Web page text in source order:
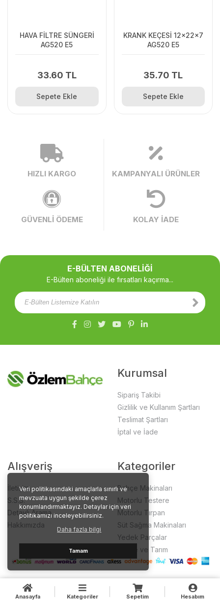
Veri politikasındaki amaçlarla sınırlı ve
mevzuata uygun şekilde çerez
konumlandırmaktayız. Detaylar için veri
politikamızı inceleyebilirsiniz.
Daha fazla bilgi
Tamam
HAVA FİLTRE SÜNGERİ
AG520 E5
33.60 TL
Sepete Ekle
KRANK KEÇESİ 12x22x7
AG520 E5
35.70 TL
Sepete Ekle
HIZLI KARGO KAMPANYALI ÜRÜNLER
GÜVENLİ ÖDEME KOLAY İADE
E-BÜLTEN ABONELİĞİ
E-Bülten aboneliği ile fırsatları kaçırma...
Kurumsal
Sipariş Takibi
Gizlilik ve Kullanım Şartları
Teslimat Şartları
İptal ve İade
Alışveriş
İletişim
S.S.S.
Detaylı Arama
Hakkımızda
Kategoriler
Bahçe Makinaları
Motorlu Testere
Motorlu Tırpan
Süt Sağma Makinaları
Yedek Parçalar
Bahçe ve Tarım
Anasayfa Kategoriler Sepetim Hesabım